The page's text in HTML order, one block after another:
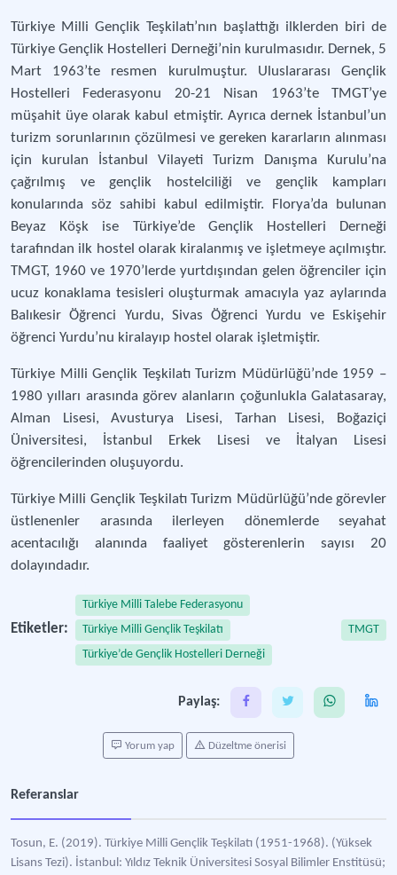
Türkiye Milli Gençlik Teşkilatı’nın başlattığı ilklerden biri de
Türkiye Gençlik Hostelleri Derneği’nin kurulmasıdır. Dernek, 5
Mart 1963’te resmen kurulmuştur. Uluslararası Gençlik
Hostelleri Federasyonu 20-21 Nisan 1963’te TMGT’ye
müşahit üye olarak kabul etmiştir. Ayrıca dernek İstanbul’un
turizm sorunlarının çözülmesi ve gereken kararların alınması
için kurulan İstanbul Vilayeti Turizm Danışma Kurulu’na
çağrılmış ve gençlik hostelciliği ve gençlik kampları
konularında söz sahibi kabul edilmiştir. Florya’da bulunan
Beyaz Köşk ise Türkiye’de Gençlik Hostelleri Derneği
tarafından ilk hostel olarak kiralanmış ve işletmeye açılmıştır.
TMGT, 1960 ve 1970’lerde yurtdışından gelen öğrenciler için
ucuz konaklama tesisleri oluşturmak amacıyla yaz aylarında
Balıkesir Öğrenci Yurdu, Sivas Öğrenci Yurdu ve Eskişehir
öğrenci Yurdu’nu kiralayıp hostel olarak işletmiştir.
Türkiye Milli Gençlik Teşkilatı Turizm Müdürlüğü’nde 1959 –
1980 yılları arasında görev alanların çoğunlukla Galatasaray,
Alman Lisesi, Avusturya Lisesi, Tarhan Lisesi, Boğaziçi
Üniversitesi, İstanbul Erkek Lisesi ve İtalyan Lisesi
öğrencilerinden oluşuyordu.
Türkiye Milli Gençlik Teşkilatı Turizm Müdürlüğü’nde görevler
üstlenenler arasında ilerleyen dönemlerde seyahat
acentacılığı alanında faaliyet gösterenlerin sayısı 20
dolayındadır.
Etiketler:
Türkiye Milli Talebe Federasyonu
Türkiye Milli Gençlik Teşkilatı
TMGT
Türkiye’de Gençlik Hostelleri Derneği
Paylaş:
Yorum yap Düzeltme önerisi
Referanslar
Tosun, E. (2019). Türkiye Milli Gençlik Teşkilatı (1951-1968). (Yüksek
Lisans Tezi). İstanbul: Yıldız Teknik Üniversitesi Sosyal Bilimler Enstitüsü;